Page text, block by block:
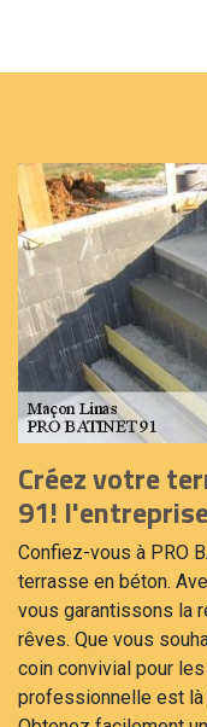
Créez votre
91!
Confiez-vous à PRO
terrasse en béton.
vous garantissons la
rêves. Que vous
coin convivial pour
professionnelle est